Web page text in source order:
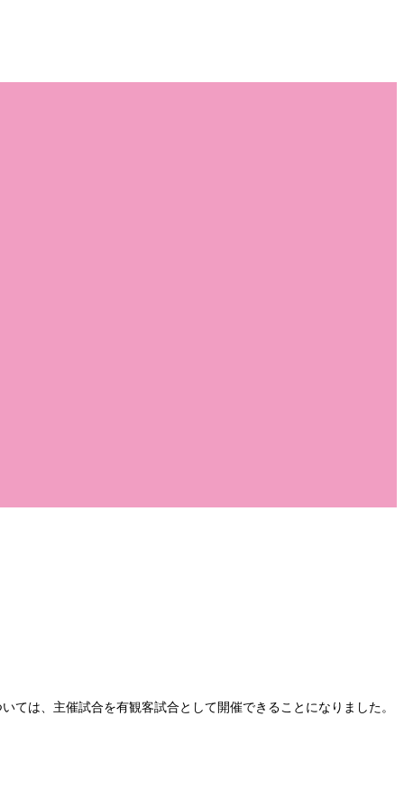
は、主催試合を有観客試合として開催できることになりました。